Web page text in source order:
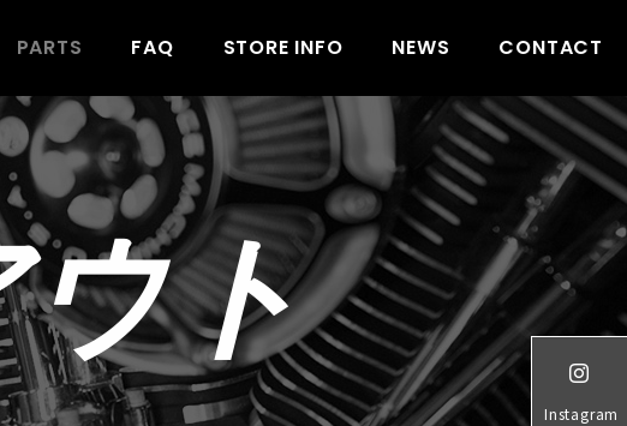
PARTS FAQ STORE INFO NEWS CONTACT
ト
Instagram